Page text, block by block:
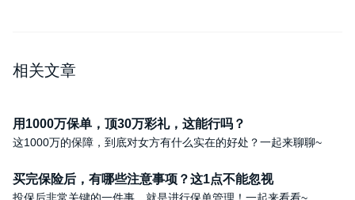
相关文章
用1000万保单，顶30万彩礼，这能行吗？
这1000万的保障，到底对女方有什么实在的好处？一起来聊聊~
买完保险后，有哪些注意事项？这1点不能忽视